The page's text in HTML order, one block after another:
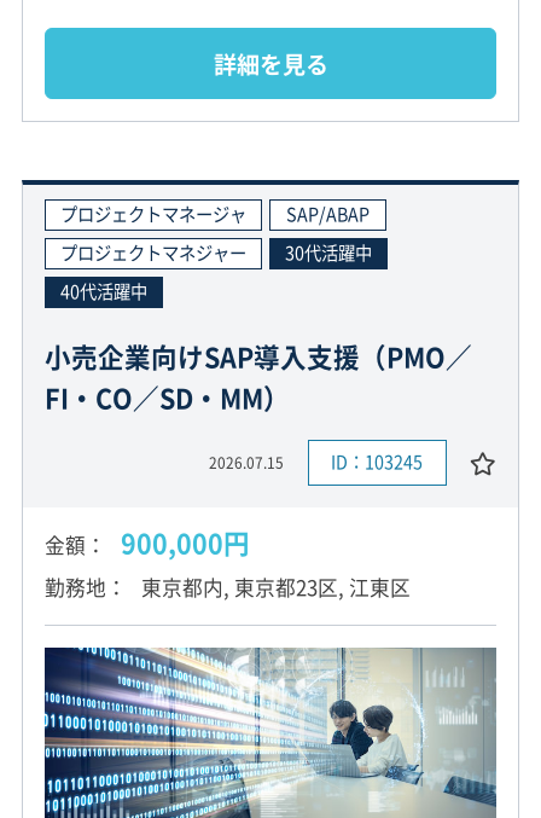
詳細を見る
プロジェクトマネージャ
SAP/ABAP
プロジェクトマネジャー
30代活躍中
40代活躍中
小売企業向けSAP導入支援（PMO／
FI・CO／SD・MM）
2026.07.15 ID：103245
金額 900,000円
勤務地 東京都内, 東京都23区, 江東区